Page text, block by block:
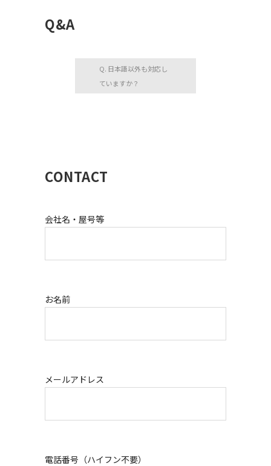
Q&A
Q. 日本語以外も対応し
ていますか？
CONTACT
会社名・屋号等
お名前
メールアドレス
電話番号（ハイフン不要）